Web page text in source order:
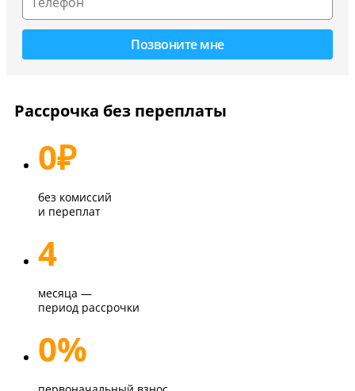
Рассрочка без переплаты
0₽
без комиссий
и переплат
4
месяца —
период рассрочки
0%